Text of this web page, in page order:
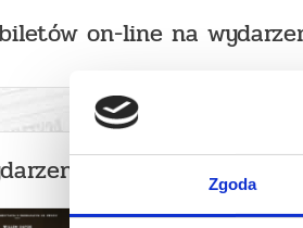
Zgoda
on-line na
organizatora